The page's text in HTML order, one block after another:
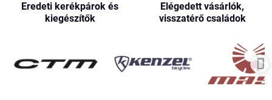
Eredeti kerékpárok és
kiegészítők
Elégedett vásárlók,
visszatérő családok